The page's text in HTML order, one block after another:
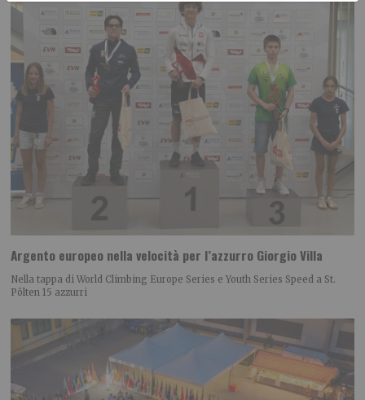
Argento europeo nella velocità per l’azzurro Giorgio Villa
Nella tappa di World Climbing Europe Series e Youth Series Speed a St.
Pölten 15 azzurri